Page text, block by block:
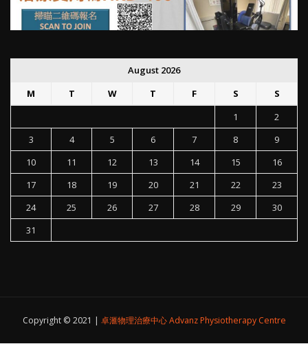
August 2026
M
T W T F S
S
1
2
3
4 5 6 7 8
9
10
11 12 13 14 15
16
17
18 19 20 21 22
23
24
25 26 27 28 29
30
31
Copyright © 2021 | 卓滙物理治療中心 Advanz Physiotherapy Centre